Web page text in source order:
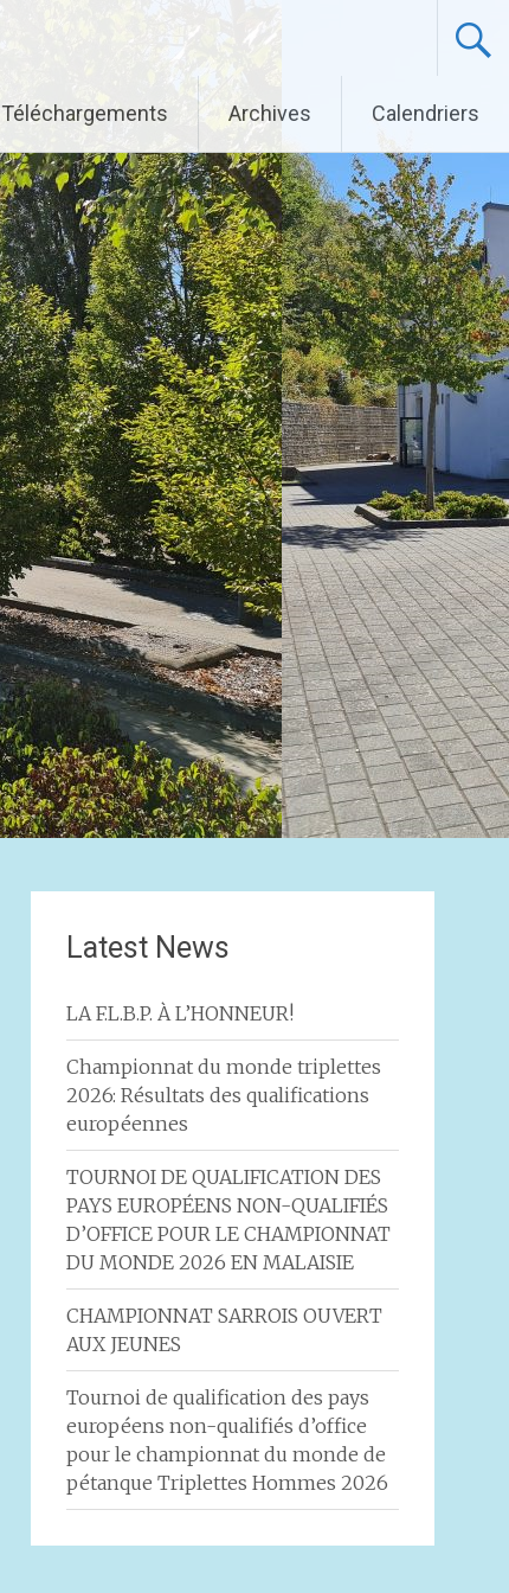
Téléchargements Archives Calendriers
Latest News
LA F.L.B.P. À L’HONNEUR!
Championnat du monde triplettes
2026: Résultats des qualifications
européennes
TOURNOI DE QUALIFICATION DES
PAYS EUROPÉENS NON-QUALIFIÉS
D’OFFICE POUR LE CHAMPIONNAT
DU MONDE 2026 EN MALAISIE
CHAMPIONNAT SARROIS OUVERT
AUX JEUNES
Tournoi de qualification des pays
européens non-qualifiés d’office
pour le championnat du monde de
pétanque Triplettes Hommes 2026